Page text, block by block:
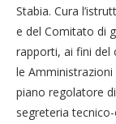
Stabia. Cura
e del Comitato di
rapporti, ai fini del
le Amministrazioni
piano regolatore
segreteria